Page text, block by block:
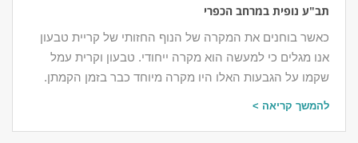
תב"ע נופית במרחב הכפרי
כאשר בוחנים את המקרה של הנוף החזותי של קריית טבעון
אנו מגלים כי למעשה הוא מקרה ייחודי. טבעון וקרית עמל
שקמו על הגבעות האלו היו מקרה מיוחד כבר בזמן הקמתן.
להמשך קריאה >